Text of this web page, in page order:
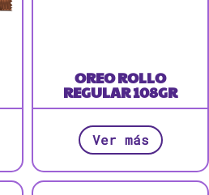
OREO ROLLO
REGULAR 108GR
Ver más